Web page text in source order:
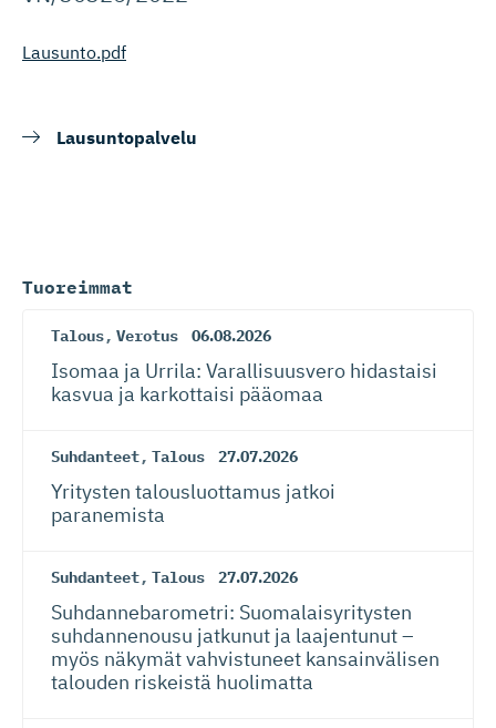
Lausunto.pdf
Lausuntopalvelu
Tuoreimmat
Talous, Verotus 06.08.2026
Isomaa ja Urrila: Varallisuusvero hidastaisi
kasvua ja karkottaisi pääomaa
Suhdanteet, Talous 27.07.2026
Yritysten talousluottamus jatkoi
paranemista
Suhdanteet, Talous 27.07.2026
Suhdanneba­ro­metri: Suomalaisy­ri­tysten
suhdannenousu jatkunut ja laajentunut –
myös näkymät vahvistuneet kansainvälisen
talouden riskeistä huolimatta